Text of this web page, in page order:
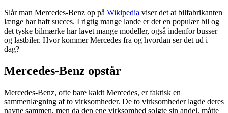
Slår man Mercedes-Benz op på Wikipedia viser det at bilfabrikanten
længe har haft succes. I rigtig mange lande er det en populær bil og
det tyske bilmærke har lavet mange modeller, også indenfor busser
og lastbiler. Hvor kommer Mercedes fra og hvordan ser det ud i
dag?
Mercedes-Benz opstår
Mercedes-Benz, ofte bare kaldt Mercedes, er faktisk en
sammenlægning af to virksomheder. De to virksomheder lagde deres
navne sammen, men da den ene virksomhed solgte sin andel, måtte